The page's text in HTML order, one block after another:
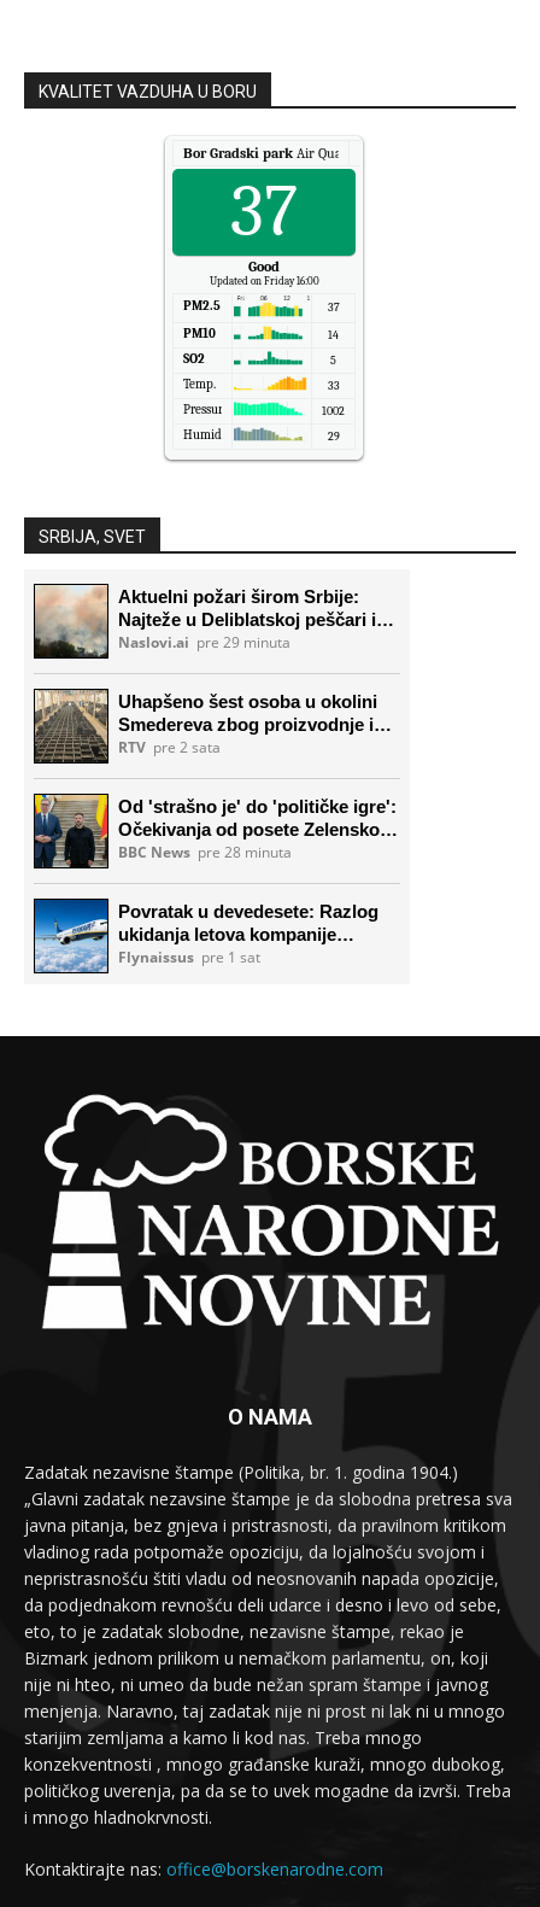
KVALITET VAZDUHA U BORU
Bor Gradski park Air Quality.
37
Good
Updated on Friday 16:00
PM2.5 37
PM10 14
SO2 5
Temp. 33
Pressure 1002
Humidity 29
SRBIJA, SVET
O NAMA
Zadatak nezavisne štampe (Politika, br. 1. godina 1904.)
„Glavni zadatak nezavsine štampe je da slobodna pretresa sva
javna pitanja, bez gnjeva i pristrasnosti, da pravilnom kritikom
vladinog rada potpomaže opoziciju, da lojalnošću svojom i
nepristrasnošću štiti vladu od neosnovanih napada opozicije,
da podjednakom revnošću deli udarce i desno i levo od sebe,
eto, to je zadatak slobodne, nezavisne štampe, rekao je
Bizmark jednom prilikom u nemačkom parlamentu, on, koji
nije ni hteo, ni umeo da bude nežan spram štampe i javnog
menjenja. Naravno, taj zadatak nije ni prost ni lak ni u mnogo
starijim zemljama a kamo li kod nas. Treba mnogo
konzekventnosti , mnogo građanske kuraži, mnogo dubokog,
političkog uverenja, pa da se to uvek mogadne da izvrši. Treba
i mnogo hladnokrvnosti.
Kontaktirajte nas: office@borskenarodne.com